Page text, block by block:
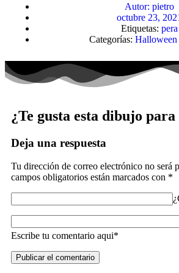
Autor: pietro
octubre 23,
Etiquetas: pera
Categorías:
¿Te gusta esta dibujo
Deja una respuesta
Tu dirección de correo electrónico no será
campos obligatorios están marcados con *
Escribe tu comentario aqui*